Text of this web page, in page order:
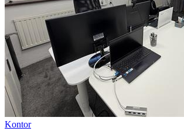
Kontor